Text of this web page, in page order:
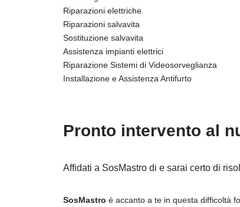
Riparazioni elettriche
Riparazioni salvavita
Sostituzione salvavita
Assistenza impianti elettrici
Riparazione Sistemi di Videosorveglianza
Installazione e Assistenza Antifurto
Pronto intervento al
Affidati a SosMastro di e sarai certo di
SosMastro è accanto a te in questa difficoltà